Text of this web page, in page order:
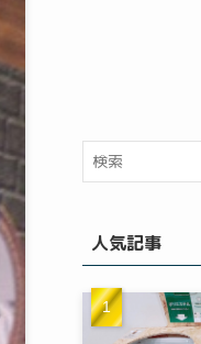
人気記事